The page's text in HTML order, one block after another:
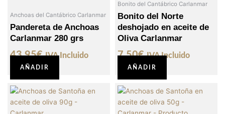
Anchoas del Cantábrico Carlanmar
Pandereta de Anchoas
Carlanmar 280 grs
43,95€ IVA Incluido
AÑADIR
Bonito del Cantábrico Carlanmar
Bonito del Norte
deshojado en aceite de
Oliva Carlanmar
7,50€ IVA Incluido
AÑADIR